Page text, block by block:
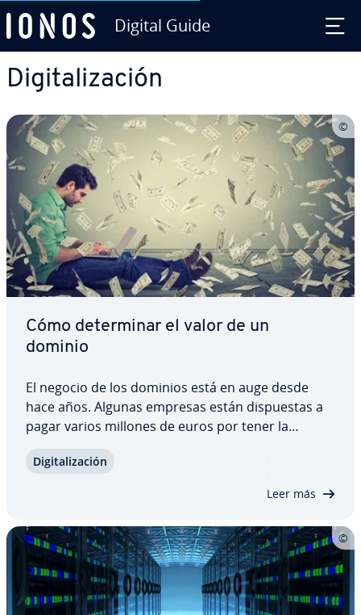
Digital Guide
Di­gi­ta­li­za­ción
Cómo de­te­r­mi­nar el valor de un
dominio
El negocio de los dominios está en auge desde
hace años. Algunas empresas están di­s­pue­s­tas a
pagar varios millones de euros por tener la
de­te­r­mi­nar­se exac­ta­me­n­te el valor de un
Di­gi­ta­li­za­ción
Leer más